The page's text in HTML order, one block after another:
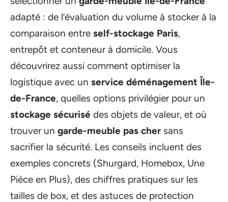
adapté : de l’évaluation du volume à stocker à la
comparaison entre self-stockage Paris,
entrepôt et conteneur à domicile. Vous
découvrirez aussi comment optimiser la
logistique avec un service déménagement Île-
de-France, quelles options privilégier pour un
stockage sécurisé des objets de valeur, et où
trouver un garde-meuble pas cher sans
sacrifier la sécurité. Les conseils incluent des
exemples concrets (Shurgard, Homebox, Une
Pièce en Plus), des chiffres pratiques sur les
tailles de box, et des astuces de protection